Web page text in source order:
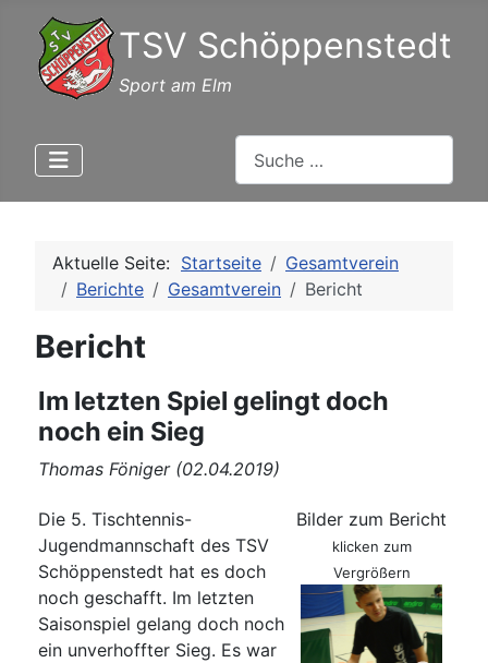
TSV Schöppenstedt
Sport am Elm
Aktuelle Seite: Startseite
Gesamtverein
Berichte
Gesamtverein Bericht
Bericht
Im letzten Spiel gelingt doch
noch ein Sieg
Thomas Föniger (02.04.2019)
Die 5. Tischtennis-
Jugendmannschaft des TSV
Schöppenstedt hat es doch
noch geschafft. Im letzten
Saisonspiel gelang doch noch
ein unverhoffter Sieg. Es war
Bilder zum Bericht
klicken zum
Vergrößern